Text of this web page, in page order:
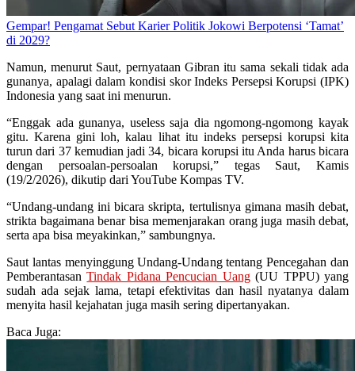
Gempar! Pengamat Sebut Karier Politik Jokowi Berpotensi ‘Tamat’
di 2029?
Namun, menurut Saut, pernyataan Gibran itu sama sekali tidak ada
gunanya, apalagi dalam kondisi skor Indeks Persepsi Korupsi (IPK)
Indonesia yang saat ini menurun.
“Enggak ada gunanya, useless saja dia ngomong-ngomong kayak
gitu. Karena gini loh, kalau lihat itu indeks persepsi korupsi kita
turun dari 37 kemudian jadi 34, bicara korupsi itu Anda harus bicara
dengan persoalan-persoalan korupsi,” tegas Saut, Kamis
(19/2/2026), dikutip dari YouTube Kompas TV.
“Undang-undang ini bicara skripta, tertulisnya gimana masih debat,
strikta bagaimana benar bisa memenjarakan orang juga masih debat,
serta apa bisa meyakinkan,” sambungnya.
Saut lantas menyinggung Undang-Undang tentang Pencegahan dan
PemberantasanTindak Pidana Pencucian Uang(UU TPPU) yang
sudah ada sejak lama, tetapi efektivitas dan hasil nyatanya dalam
menyita hasil kejahatan juga masih sering dipertanyakan.
Baca Juga: